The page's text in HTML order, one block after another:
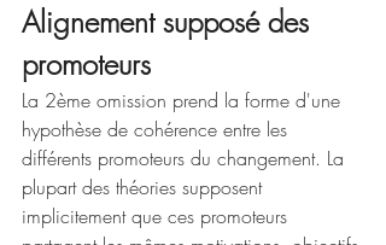
Alignement supposé des
promoteurs
La 2ème omission prend la forme d'une
hypothèse de cohérence entre les
différents promoteurs du changement. La
plupart des théories supposent
implicitement que ces promoteurs